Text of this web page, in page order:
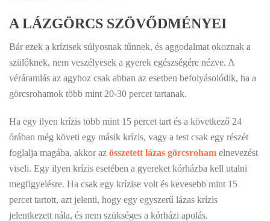
A LÁZGÖRCS SZÖVŐDMÉNYEI
Bár ezek a krízisek súlyosnak tűnnek, és aggodalmat okoznak a
szülőknek, nem veszélyesek a gyerek egészségére nézve. A
véráramlás az agyhoz csak abban az esetben befolyásolódik, ha a
görcsrohamok több mint 20-30 percet tartanak.
Ha egy ilyen krízis több mint 15 percet tart és a következő 24
órában még követi egy másik krízis, vagy a test csak egy részét
foglalja magába, akkor az összetett lázas görcsroham elnevezést
viseli. Egy ilyen krízis esetében a gyereket kórházba kell utalni
megfigyelésre. Ha csak egy krízise volt és kevesebb mint 15
percet tartott, azt jelenti, hogy egy egyszerű lázas krízis
jelentkezett nála, és nem szükséges a kórházi apolás.